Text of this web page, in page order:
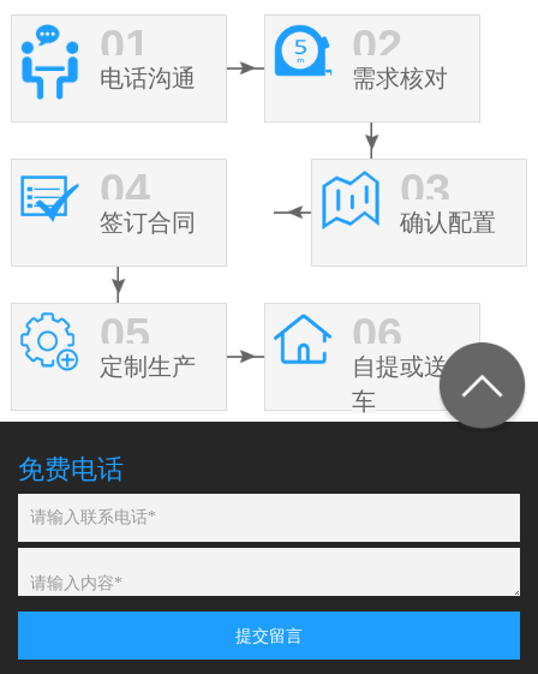
01
电话沟通
02
需求核对
03
确认配置
04
签订合同
05
定制生产
06
自提或送
车
免费电话
提交留言